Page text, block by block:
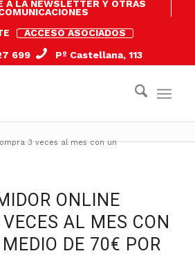
A LA NEWSLETTER Y OTRAS
ACCESO ASOCIADOS
699
Pº Castellana, 113
3 veces al mes con un
ONLINE
AL MES CON
DE 70€ POR